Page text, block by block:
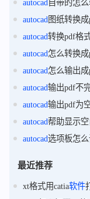
autocad自带的怎
autocad图纸转换成
autocad转换pdf格
autocad怎么转换成
autocad怎么输出
autocad输出pdf不
autocad输出pdf为
autocad帮助显示空
autocad选项板怎
最近推荐
xt格式用catia软件